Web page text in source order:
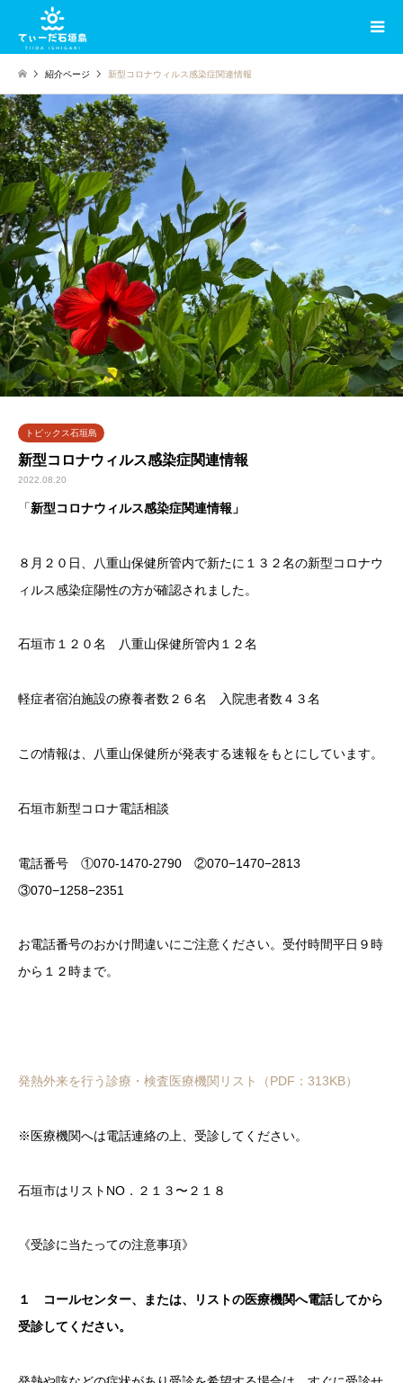
紹介ページ 新型コロナウィルス感染症関連情報
トピックス石垣島
新型コロナウィルス感染症関連情報
2022.08.20
「新型コロナウィルス感染症関連情報」
８月２０日、八重山保健所管内で新たに１３２名の新型コロナウ
ィルス感染症陽性の方が確認されました。
石垣市１２０名 八重山保健所管内１２名
軽症者宿泊施設の療養者数２６名 入院患者数４３名
この情報は、八重山保健所が発表する速報をもとにしています。
石垣市新型コロナ電話相談
電話番号 ①070-1470-2790 ②070−1470−2813
③070−1258−2351
お電話番号のおかけ間違いにご注意ください。受付時間平日９時
から１２時まで。
発熱外来を行う診療・検査医療機関リスト（PDF：313KB）
※医療機関へは電話連絡の上、受診してください。
石垣市はリストNO．２１３〜２１８
《受診に当たっての注意事項》
１ コールセンター、または、リストの医療機関へ電話してから
受診してください。